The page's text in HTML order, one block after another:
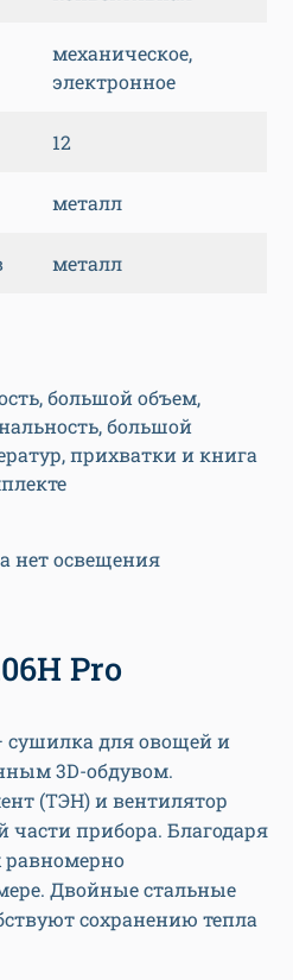
механическое,
электронное
12
металл
металл
большой объем,
большой
прихватки и книга
нет освещения
Pro
сушилка для овощей и
3D-обдувом.
(ТЭН) и вентилятор
части прибора. Благодаря
равномерно
Двойные стальные
сохранению тепла